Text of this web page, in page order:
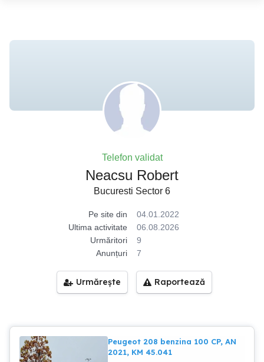
Telefon validat
Neacsu Robert
Bucuresti Sector 6
Pe site din
04.01.2022
Ultima activitate
06.08.2026
Urmăritori
9
Anunțuri
7
Urmărește Raportează
Peugeot 208 benzina 100 CP, AN
2021, KM 45.041